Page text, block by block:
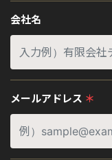
会社名
メールアドレス ＊